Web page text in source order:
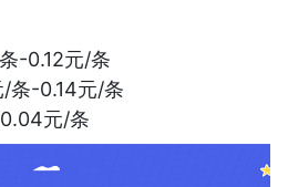
-0.12元/条
条-0.14元/条
元/条